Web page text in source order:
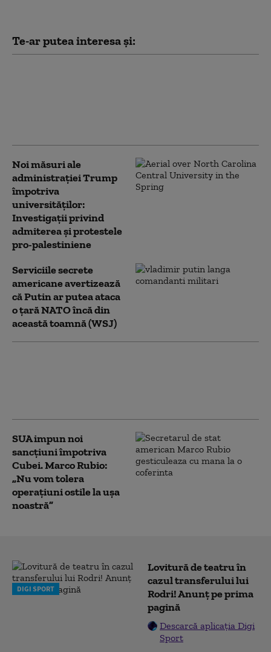
Te-ar putea interesa și:
Noi măsuri ale
administrației Trump
împotriva
universităților:
Investigații privind
admiterea și protestele
pro-palestiniene
Serviciile secrete
americane avertizează
că Putin ar putea ataca
o țară NATO încă din
această toamnă (WSJ)
SUA impun noi
sancţiuni împotriva
Cubei. Marco Rubio:
„Nu vom tolera
operaţiuni ostile la uşa
noastră”
DIGI SPORT
Lovitură de teatru în
cazul transferului lui
Rodri! Anunț pe prima
pagină
Descarcă aplicația Digi
Sport